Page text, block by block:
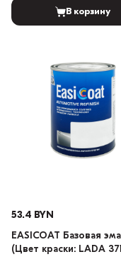
В корзину
53.4 BYN
EASICOAT Базовая
(Цвет краски: LADA